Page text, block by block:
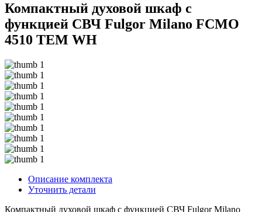
Компактный духовой шкаф с
функцией СВЧ Fulgor Milano FCMO
4510 TEM WH
Описание комплекта
Уточнить детали
Компактный духовой шкаф с функцией СВЧ Fulgor Milano